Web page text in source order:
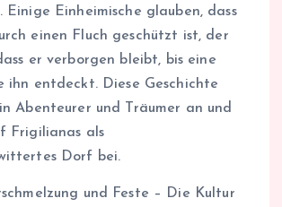
Einige Einheimische glauben, dass
einen Fluch geschützt ist, der
er verborgen bleibt, bis eine
ihn entdeckt. Diese Geschichte
Abenteurer und Träumer an und
Frigilianas als
Dorf bei.
und Feste – Die Kultur